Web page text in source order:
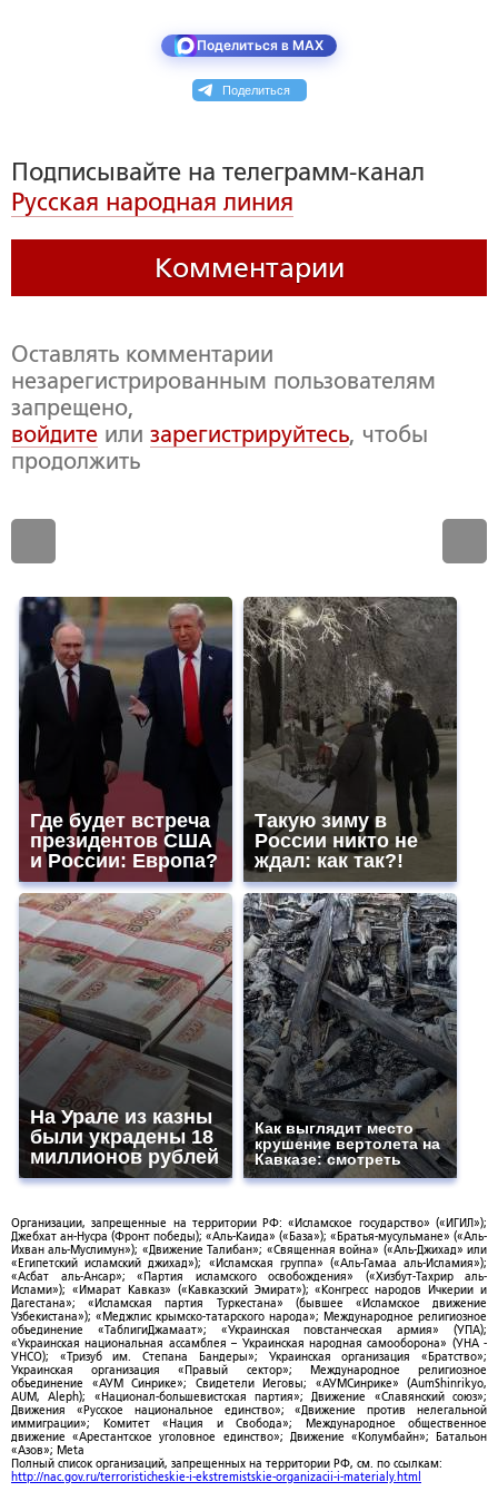
Поделиться в MAX
Поделиться
Подписывайте на телеграмм-канал
Русская народная линия
Комментарии
Оставлять комментарии
незарегистрированным пользователям
запрещено,
войдите или зарегистрируйтесь, чтобы
продолжить
Где будет встреча
президентов США
и России: Европа?
Такую зиму в
России никто не
ждал: как так?!
На Урале из казны
были украдены 18
миллионов рублей
Как выглядит место
крушение вертолета на
Кавказе: смотреть
Организации, запрещенные на территории РФ: «Исламское государство» («ИГИЛ»);
Джебхат ан-Нусра (Фронт победы); «Аль-Каида» («База»); «Братья-мусульмане» («Аль-
Ихван аль-Муслимун»); «Движение Талибан»; «Священная война» («Аль-Джихад» или
«Египетский исламский джихад»); «Исламская группа» («Аль-Гамаа аль-Исламия»);
«Асбат аль-Ансар»; «Партия исламского освобождения» («Хизбут-Тахрир аль-
Ислами»); «Имарат Кавказ» («Кавказский Эмират»); «Конгресс народов Ичкерии и
Дагестана»; «Исламская партия Туркестана» (бывшее «Исламское движение
Узбекистана»); «Меджлис крымско-татарского народа»; Международное религиозное
объединение «ТаблигиДжамаат»; «Украинская повстанческая армия» (УПА);
«Украинская национальная ассамблея – Украинская народная самооборона» (УНА -
УНСО); «Тризуб им. Степана Бандеры»; Украинская организация «Братство»;
Украинская организация «Правый сектор»; Международное религиозное
объединение «АУМ Синрике»; Свидетели Иеговы; «АУМСинрике» (AumShinrikyo,
AUM, Aleph); «Национал-большевистская партия»; Движение «Славянский союз»;
Движения «Русское национальное единство»; «Движение против нелегальной
иммиграции»; Комитет «Нация и Свобода»; Международное общественное
движение «Арестантское уголовное единство»; Движение «Колумбайн»; Батальон
«Азов»; Meta
Полный список организаций, запрещенных на территории РФ, см. по ссылкам:
http://nac.gov.ru/terroristicheskie-i-ekstremistskie-organizacii-i-materialy.html